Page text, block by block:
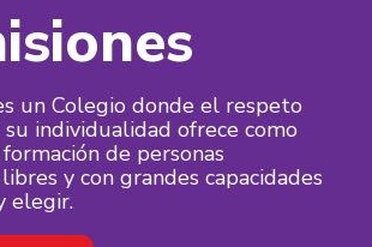
un Colegio donde el respeto
individualidad ofrece como
de personas
y con grandes capacidades
elegir.